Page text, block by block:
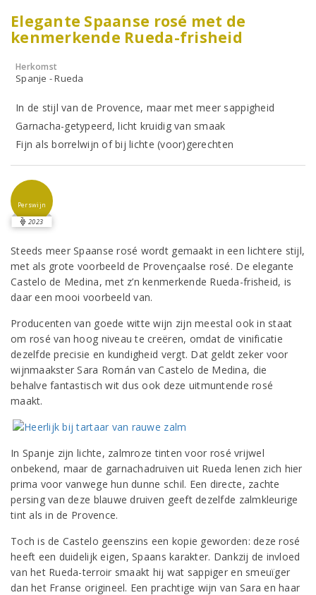
Elegante Spaanse rosé met de
kenmerkende Rueda-frisheid
Herkomst
Spanje - Rueda
In de stijl van de Provence, maar met meer sappigheid
Garnacha-getypeerd, licht kruidig van smaak
Fijn als borrelwijn of bij lichte (voor)gerechten
Perswijn
2023
Steeds meer Spaanse rosé wordt gemaakt in een lichtere stijl,
met als grote voorbeeld de Provençaalse rosé. De elegante
Castelo de Medina, met z’n kenmerkende Rueda-frisheid, is
daar een mooi voorbeeld van.
Producenten van goede witte wijn zijn meestal ook in staat
om rosé van hoog niveau te creëren, omdat de vinificatie
dezelfde precisie en kundigheid vergt. Dat geldt zeker voor
wijnmaakster Sara Román van Castelo de Medina, die
behalve fantastisch wit dus ook deze uitmuntende rosé
maakt.
In Spanje zijn lichte, zalmroze tinten voor rosé vrijwel
onbekend, maar de garnachadruiven uit Rueda lenen zich hier
prima voor vanwege hun dunne schil. Een directe, zachte
persing van deze blauwe druiven geeft dezelfde zalmkleurige
tint als in de Provence.
Toch is de Castelo geenszins een kopie geworden: deze rosé
heeft een duidelijk eigen, Spaans karakter. Dankzij de invloed
van het Rueda-terroir smaakt hij wat sappiger en smeuïger
dan het Franse origineel. Een prachtige wijn van Sara en haar